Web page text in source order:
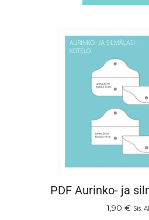
PDF Aurinko- ja
1,90 € Sis.